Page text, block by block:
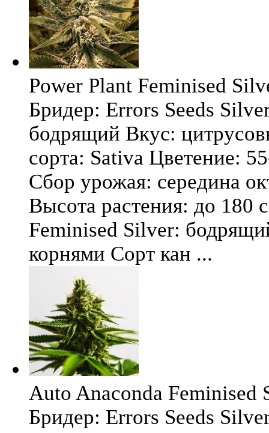
Power Plant Feminised
Бридер: Errors Seeds
бодрящий Вкус:
сорта: Sativa Цветение:
Сбор урожая: середина
Высота растения: до 180
Feminised Silver:
корнями Сорт кан ...
Auto Anaconda Feminised
Бридер: Errors Seeds